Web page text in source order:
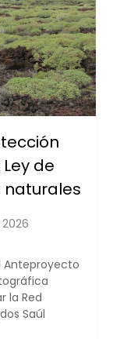
de
naturales
Anteproyecto
la Red
Saúl